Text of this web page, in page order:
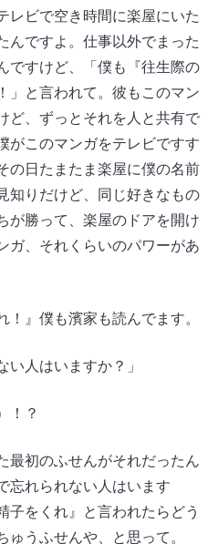
レビで空き時間に楽屋にいた
んですよ。仕事以外でまった
ですけど、「僕も『往生際の
」と言われて。彼もこのマン
ど、ずっとそれを人と共有で
がこのマンガをテレビですす
の日たまたま楽屋に僕の名前
知りだけど、同じ好きなもの
が勝って、楽屋のドアを開け
ガ、それくらいのパワーがあ
』僕も濱家も読んでます。
人はいますか？」
！？
初のふせんがそれだったん
忘れられない人はいます
をくれ』と言われたらどう
ゅうふせんや、と思って。